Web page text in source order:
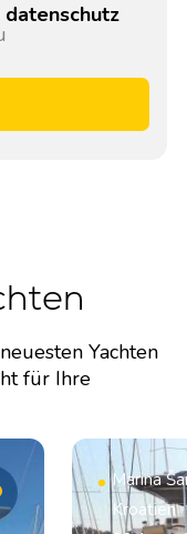
datenschutz
Yachten
für Ihre
Marina
Kroatien